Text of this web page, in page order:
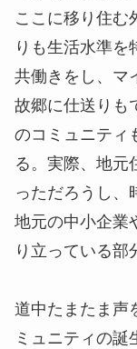
ここに移り住む
りも生活水準を
共働きをし、マ
故郷に仕送りも
のコミュニティ
る。実際、地元
っただろうし、
地元の中小企業
り立っている部
道中たまたま声
ミュニティの誕